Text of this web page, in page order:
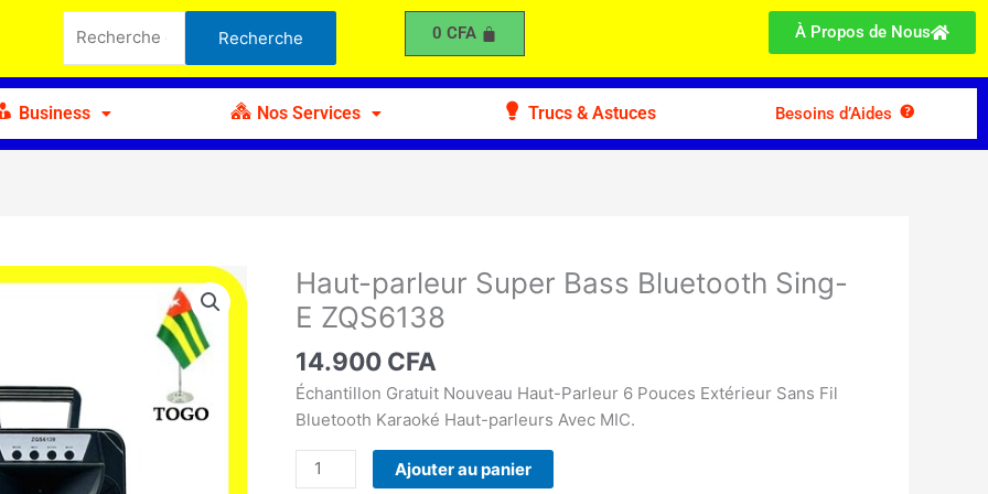
pour :
Recherche 0 CFA À Propos de Nous
Business Nos Services Trucs & Astuces Besoins d’Aides
Haut-parleur Super Bass Bluetooth Sing-
E ZQS6138
14.900 CFA
Échantillon Gratuit Nouveau Haut-Parleur 6 Pouces Extérieur Sans Fil
Bluetooth Karaoké Haut-parleurs Avec MIC.
quantité
de
Haut-
parleur
Super
Bass
Sing-
E
Ajouter au panier
Bluetooth
Sing-
E